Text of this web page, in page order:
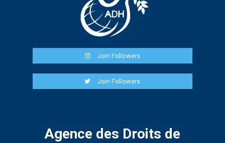
Join Followers
Join Followers
Agence des Droits de